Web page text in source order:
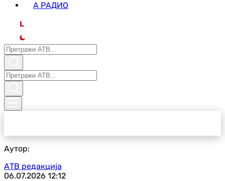
А РАДИО
L
Аутор:
АТВ редакција
06.07.2026 12:12